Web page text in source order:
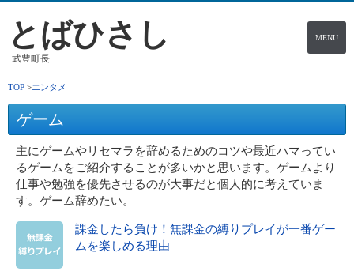
とばひさし
武豊町長
MENU
TOP エンタメ
ゲーム
主にゲームやリセマラを辞めるためのコツや最近ハマってい
るゲームをご紹介することが多いかと思います。ゲームより
仕事や勉強を優先させるのが大事だと個人的に考えていま
す。ゲーム辞めたい。
課金したら負け！無課金の縛りプレイが一番ゲー
ムを楽しめる理由